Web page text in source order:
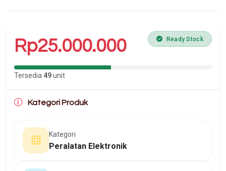
Rp25.000.000 Ready Stock
Tersedia 49unit
Kategori Produk
Kategori
Peralatan Elektronik